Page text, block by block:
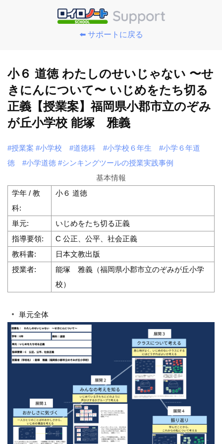
⬅️ サポートに戻る
小６ 道徳 わたしのせいじゃない 〜せ
きにんについて〜 いじめをたち切る
正義【授業案】福岡県小郡市立のぞみ
が丘小学校 能塚 雅義
#授業案 #小学校 #道徳科 #小学校６年生
#小学６年道
徳
#小学道徳 #シンキングツールの授業実践事例
基本情報
学年 / 教
科:
小６ 道徳
単元:
いじめをたち切る正義
指導要領:
C 公正、公平、社会正義
教科書:
日本文教出版
授業者:
能塚 雅義（福岡県小郡市立のぞみが丘小学
校）
単元全体